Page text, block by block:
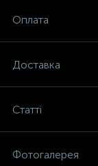
Оплата
Доставка
Статті
Фотогалерея